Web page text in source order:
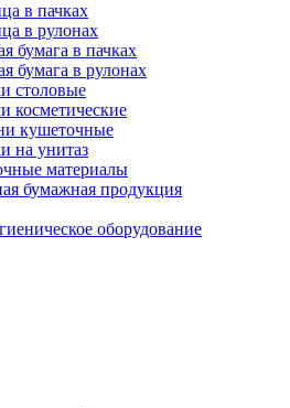
в пачках
в рулонах
бумага в пачках
бумага в рулонах
столовые
косметические
кушеточные
на унитаз
материалы
бумажная продукция
оборудование